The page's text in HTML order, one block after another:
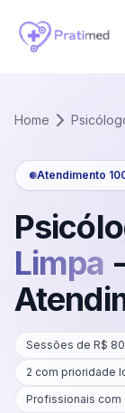
Home
Atendimento
Limpa -
Sessões de R$ 80
2 com prioridade
Profissionais com